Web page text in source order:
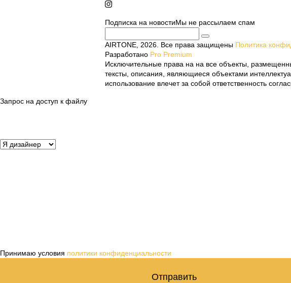
Подписка на новостиМы не рассылаем спам
AIRTONE, 2026. Все права защищены Политика
Разработано Pro Premium
Исключительные права на на все объекты,
тексты, описания, являющиеся объектами
использование влечет за собой ответственность
Запрос на доступ к файлу
Принимаю условия политики конфиденциальности
Отправить